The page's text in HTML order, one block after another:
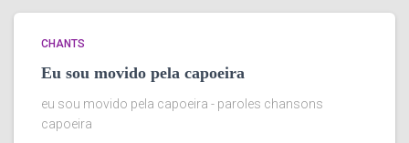
CHANTS
Eu sou movido pela capoeira
eu sou movido pela capoeira - paroles chansons
capoeira